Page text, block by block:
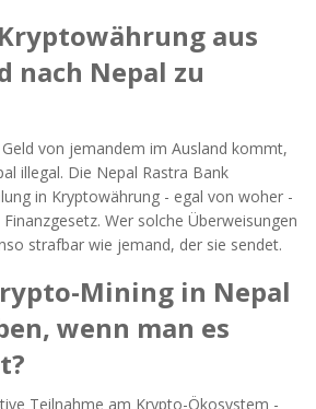
aus
nach Nepal zu
von jemandem im Ausland kommt,
illegal. Die Nepal Rastra Bank
in Kryptowährung - egal von woher -
Wer solche Überweisungen
strafbar wie jemand, der sie sendet.
Mining in Nepal
wenn man es
Teilnahme am Krypto-Ökosystem -